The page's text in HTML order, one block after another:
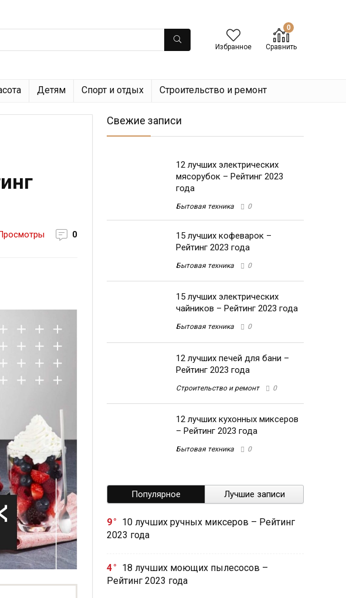
Избранное
0
Сравнить
Детям Спорт и отдых Строительство и ремонт
0
Свежие записи
12 лучших электрических
мясорубок – Рейтинг 2023
года
Бытовая техника 0
15 лучших кофеварок –
Рейтинг 2023 года
Бытовая техника 0
15 лучших электрических
чайников – Рейтинг 2023 года
Бытовая техника 0
12 лучших печей для бани –
Рейтинг 2023 года
Строительство и ремонт 0
12 лучших кухонных миксеров
– Рейтинг 2023 года
Бытовая техника 0
Популярное Лучшие записи
9
10 лучших ручных миксеров – Рейтинг
2023 года
4
18 лучших моющих пылесосов –
Рейтинг 2023 года